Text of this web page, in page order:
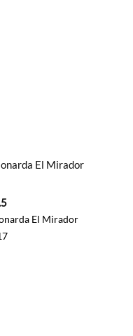
El Mirador
El Mirador